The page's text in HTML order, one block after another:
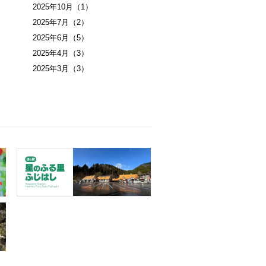
2025年10月
（1）
2025年7月
（2）
2025年6月
（5）
2025年4月
（3）
2025年3月
（3）